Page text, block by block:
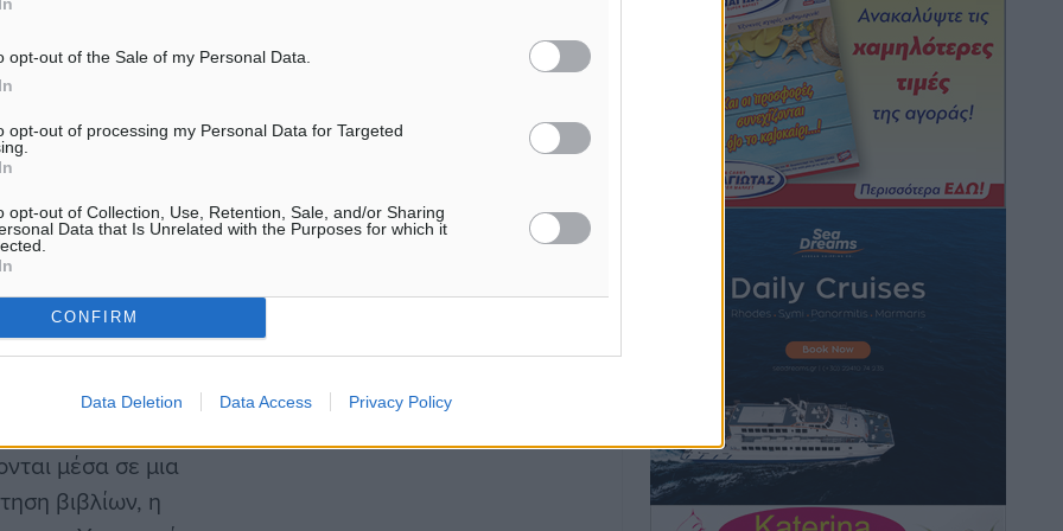
opt-out of the Sale of my Personal Data.
opt-out of processing my Personal Data for Targeted
opt-out of Collection, Use, Retention, Sale, and/or Sharing
Data that Is Unrelated with the Purposes for which it
CONFIRM
Data Deletion Data Access Privacy Policy
ψηφιοποίηση του
ελλείψεις σε πόρους
με μόλις τρεις
βιβλιοθήκης και του
που διαμορφώνει η
δεν μπορείς
την εποχή του πηλού,
και σήμερα είμαστε
μέσα σε μια
βιβλίων, η
μονόδρομο στο Μαστιχάρι –
Αναποδογύρισε όχημα με μητέρα και
5χρονο παιδί
Τοπικές Ειδήσεις• πριν 3 ώρες
“Η Ευρώπη αντιμετώπιζε το
προσφυγικό σαν ταινία τρόμου” – Η
συγκλονιστική μαρτυρία της Χαρούλας
Γιασιράνη στον RV για τα γεγονότα που
οδήγησαν στο Σύμφωνο της Λέρου
Τοπικές Ειδήσεις • πριν 3 ώρες
Συναυλία με τον Γιάννη Κότσιρα στις
21 Αυγούστου
Πολιτιστικά• πριν 3 ώρες
Επιτροπής Ρόδου αύριο Παρασκευή 7